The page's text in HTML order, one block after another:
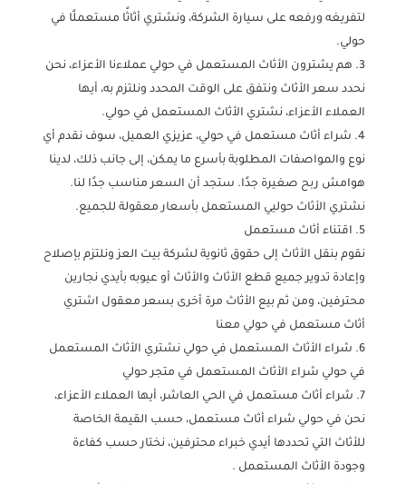
لتفريغه ورفعه على سيارة الشركة، ونشتري أثاثًا مستعملًا في
حولي.
هم يشترون الأثاث المستعمل في حولي عملاءنا الأعزاء، نحن
نحدد سعر الأثاث ونتفق على الوقت المحدد ونلتزم به، أيها
العملاء الأعزاء، نشتري الأثاث المستعمل في حولي.
شراء أثاث مستعمل في حولي، عزيزي العميل، سوف نقدم أي
نوع والمواصفات المطلوبة بأسرع ما يمكن، إلى جانب ذلك، لدينا
هوامش ربح صغيرة جدًا. ستجد أن السعر مناسب جدًا لنا.
نشتري الأثاث حوليي المستعمل بأسعار معقولة للجميع.
اقتناء أثاث مستعمل
نقوم بنقل الأثاث إلى حقوق ثانوية لشركة بيت العز ونلتزم بإصلاح
وإعادة تدوير جميع قطع الأثاث والأثاث أو عيوبه بأيدي نجارين
محترفين، ومن ثم بيع الأثاث مرة أخرى بسعر معقول اشتري
أثاث مستعمل في حولي معنا
شراء الأثاث المستعمل في حولي نشتري الأثاث المستعمل
في حولي شراء الأثاث المستعمل في متجر حولي
شراء أثاث مستعمل في الحي العاشر، أيها العملاء الأعزاء،
نحن في حولي شراء أثاث مستعمل، حسب القيمة الخاصة
للأثاث التي تحددها أيدي خبراء محترفين، نختار حسب كفاءة
وجودة الأثاث المستعمل .